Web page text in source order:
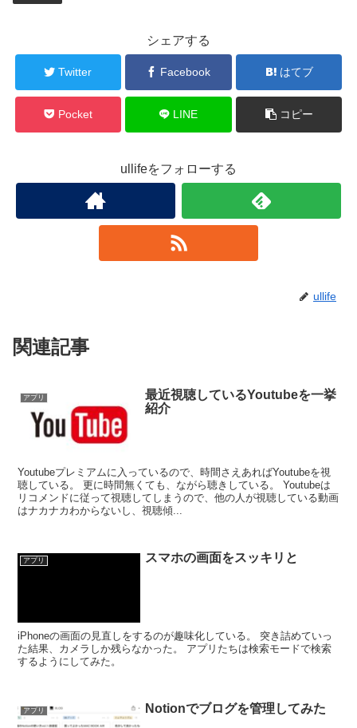
シェアする
Twitter Facebook はてブ
Pocket LINE コピー
ullifeをフォローする
ullife
関連記事
アプリ
最近視聴しているYoutubeを一挙
紹介
Youtubeプレミアムに入っているので、時間さえあればYoutubeを視
聴している。 更に時間無くても、ながら聴きしている。 Youtubeは
リコメンドに従って視聴してしまうので、他の人が視聴している動画
はナカナカわからないし、視聴傾...
アプリ スマホの画面をスッキリと
iPhoneの画面の見直しをするのが趣味化している。 突き詰めていっ
た結果、カメラしか残らなかった。 アプリたちは検索モードで検索
するようにしてみた。
アプリ Notionでブログを管理してみた